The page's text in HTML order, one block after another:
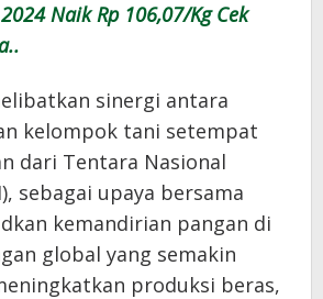
Naik Rp 106,07/Kg Cek
sinergi antara
kelompok tani setempat
dari Tentara Nasional
sebagai upaya bersama
kemandirian pangan di
global yang semakin
produksi beras,